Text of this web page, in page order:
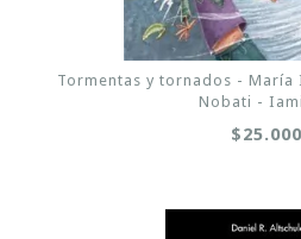
Tormentas y tornados - María
Nobati -
$25.000